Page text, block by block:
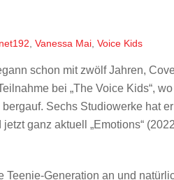
Vanessa Mai, Voice Kids
schon mit zwölf Jahren,
bei „The Voice Kids“, wo
Sechs Studiowerke hat
jetzt ganz aktuell „Emotions“
Generation an und